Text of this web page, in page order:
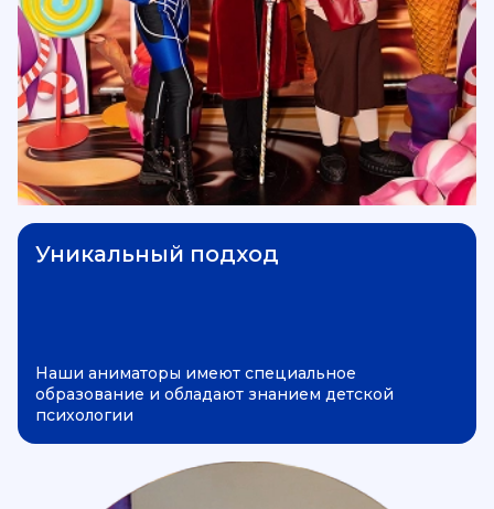
Уникальный подход
Наши аниматоры имеют специальное
образование и обладают знанием детской
психологии